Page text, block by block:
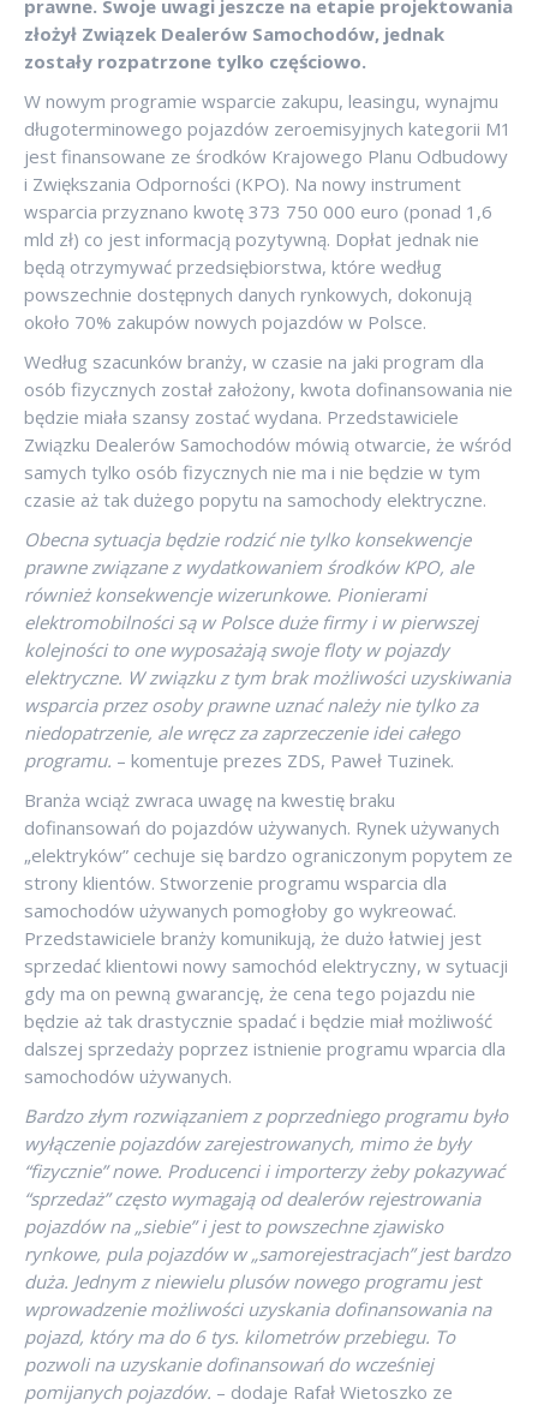
prawne. Swoje uwagi jeszcze na etapie projektowania
złożył Związek Dealerów Samochodów, jednak
zostały rozpatrzone tylko częściowo.
W nowym programie wsparcie zakupu, leasingu, wynajmu
długoterminowego pojazdów zeroemisyjnych kategorii M1
jest finansowane ze środków Krajowego Planu Odbudowy
i Zwiększania Odporności (KPO). Na nowy instrument
wsparcia przyznano kwotę 373 750 000 euro (ponad 1,6
mld zł) co jest informacją pozytywną. Dopłat jednak nie
będą otrzymywać przedsiębiorstwa, które według
powszechnie dostępnych danych rynkowych, dokonują
około 70% zakupów nowych pojazdów w Polsce.
Według szacunków branży, w czasie na jaki program dla
osób fizycznych został założony, kwota dofinansowania nie
będzie miała szansy zostać wydana. Przedstawiciele
Związku Dealerów Samochodów mówią otwarcie, że wśród
samych tylko osób fizycznych nie ma i nie będzie w tym
czasie aż tak dużego popytu na samochody elektryczne.
Obecna sytuacja będzie rodzić nie tylko konsekwencje
prawne związane z wydatkowaniem środków KPO, ale
również konsekwencje wizerunkowe. Pionierami
elektromobilności są w Polsce duże firmy i w pierwszej
kolejności to one wyposażają swoje floty w pojazdy
elektryczne. W związku z tym brak możliwości uzyskiwania
wsparcia przez osoby prawne uznać należy nie tylko za
niedopatrzenie, ale wręcz za zaprzeczenie idei całego
programu. – komentuje prezes ZDS, Paweł Tuzinek.
Branża wciąż zwraca uwagę na kwestię braku
dofinansowań do pojazdów używanych. Rynek używanych
„elektryków” cechuje się bardzo ograniczonym popytem ze
strony klientów. Stworzenie programu wsparcia dla
samochodów używanych pomogłoby go wykreować.
Przedstawiciele branży komunikują, że dużo łatwiej jest
sprzedać klientowi nowy samochód elektryczny, w sytuacji
gdy ma on pewną gwarancję, że cena tego pojazdu nie
będzie aż tak drastycznie spadać i będzie miał możliwość
dalszej sprzedaży poprzez istnienie programu wparcia dla
samochodów używanych.
Bardzo złym rozwiązaniem z poprzedniego programu było
wyłączenie pojazdów zarejestrowanych, mimo że były
“fizycznie” nowe. Producenci i importerzy żeby pokazywać
“sprzedaż” często wymagają od dealerów rejestrowania
pojazdów na „siebie” i jest to powszechne zjawisko
rynkowe, pula pojazdów w „samorejestracjach” jest bardzo
duża. Jednym z niewielu plusów nowego programu jest
wprowadzenie możliwości uzyskania dofinansowania na
pojazd, który ma do 6 tys. kilometrów przebiegu. To
pozwoli na uzyskanie dofinansowań do wcześniej
pomijanych pojazdów. – dodaje Rafał Wietoszko ze